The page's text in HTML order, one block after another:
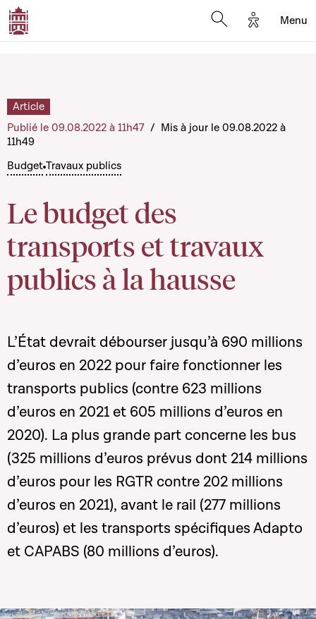
Options
Menu
Budget Travaux publics
Le budget des
transports et travaux
publics à la hausse
Article
Publié le 09.08.2022 à 11h47 / Mis à jour le 09.08.2022 à
11h49
L’État devrait débourser jusqu’à 690 millions
d’euros en 2022 pour faire fonctionner les
transports publics (contre 623 millions
d’euros en 2021 et 605 millions d’euros en
2020). La plus grande part concerne les bus
(325 millions d’euros prévus dont 214 millions
d’euros pour les RGTR contre 202 millions
d’euros en 2021), avant le rail (277 millions
d’euros) et les transports spécifiques Adapto
et CAPABS (80 millions d’euros).